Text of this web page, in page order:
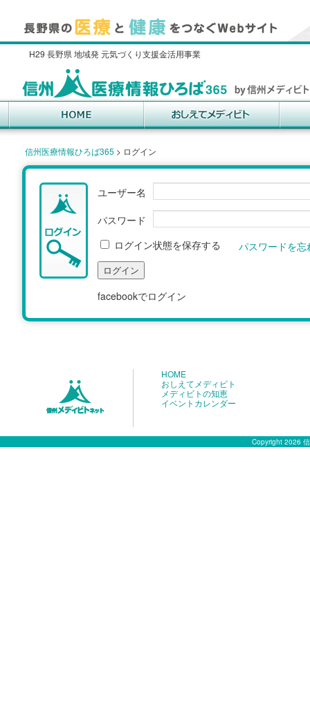
H29 長野県 地域発 元気づくり支援金活用事業
信州医療情報ひろば365 > ログイン
ユーザー名
パスワード
パスワードを
ログイン状態を保存する
facebookでログイン
HOME
おしえてメディビト
メディビトの知恵
イベントカレンダー
Copyright 2026